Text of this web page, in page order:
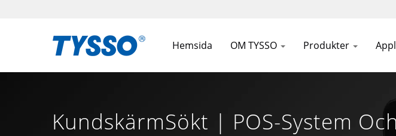
Hemsida OM TYSSO Produkter
KundskärmSökt | POS-System